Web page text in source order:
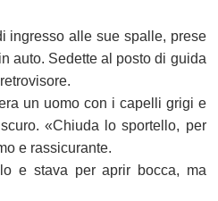
ingresso alle sue spalle, prese
auto. Sedette al posto di guida
un uomo con i capelli grigi e
«Chiuda lo sportello, per
e rassicurante.
e stava per aprir bocca, ma